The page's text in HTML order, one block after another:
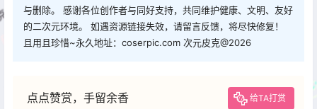
与删除。 感谢各位创作者与同好支持，共同维护健康、文明、友好
的二次元环境。 如遇资源链接失效，请留言反馈，将尽快修复！
且用且珍惜~永久地址：coserpic.com 次元皮克@2026
点点赞赏，手留余香 给TA打赏